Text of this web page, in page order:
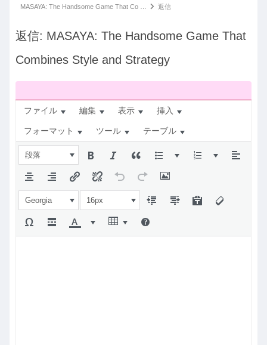
シ
ン：
ン
ず
MASAYA: The Handsome Game That Co … 返信
返信: MASAYA: The Handsome Game That
Combines Style and Strategy
ファイル 編集 表示 挿入
フォーマット ツール テーブル
段落
Georgia 16px